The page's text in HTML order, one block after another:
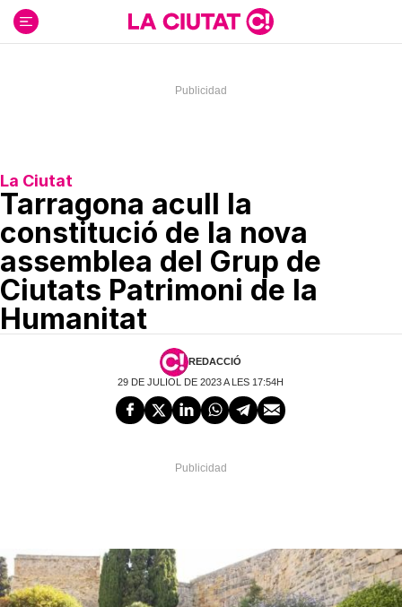
contenido
La Ciutat
Tarragona acull la
constitució de la nova
assemblea del Grup de
Ciutats Patrimoni de la
Humanitat
REDACCIÓ
29 DE JULIOL DE 2023 A LES 17:54H